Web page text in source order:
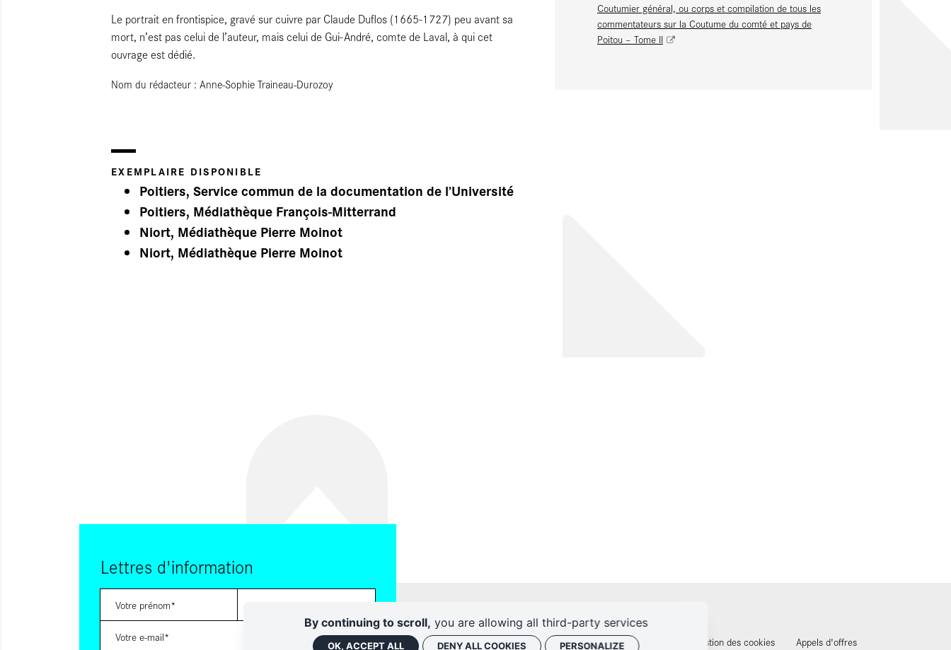
Le portrait en frontispice, gravé sur cuivre par Claude Duflos (1665-1727) peu avant sa
mort, n’est pas celui de l’auteur, mais celui de Gui-André, comte de Laval, à qui cet
ouvrage est dédié.
Nom du rédacteur : Anne-Sophie Traineau-Durozoy
EXEMPLAIRE DISPONIBLE
Poitiers, Service commun de la documentation de l’Université
Poitiers, Médiathèque François-Mitterrand
Niort, Médiathèque Pierre Moinot
Niort, Médiathèque Pierre Moinot
Coutumier général, ou corps et compilation de tous les
commentateurs sur la Coutume du comté et pays de
Poitou – Tome II
Lettres d'information
Politique de confidentialité Gestion des cookies Appels d'offres
By continuing to scroll, you are allowing all third-party services
OK, ACCEPT ALL DENY ALL COOKIES PERSONALIZE